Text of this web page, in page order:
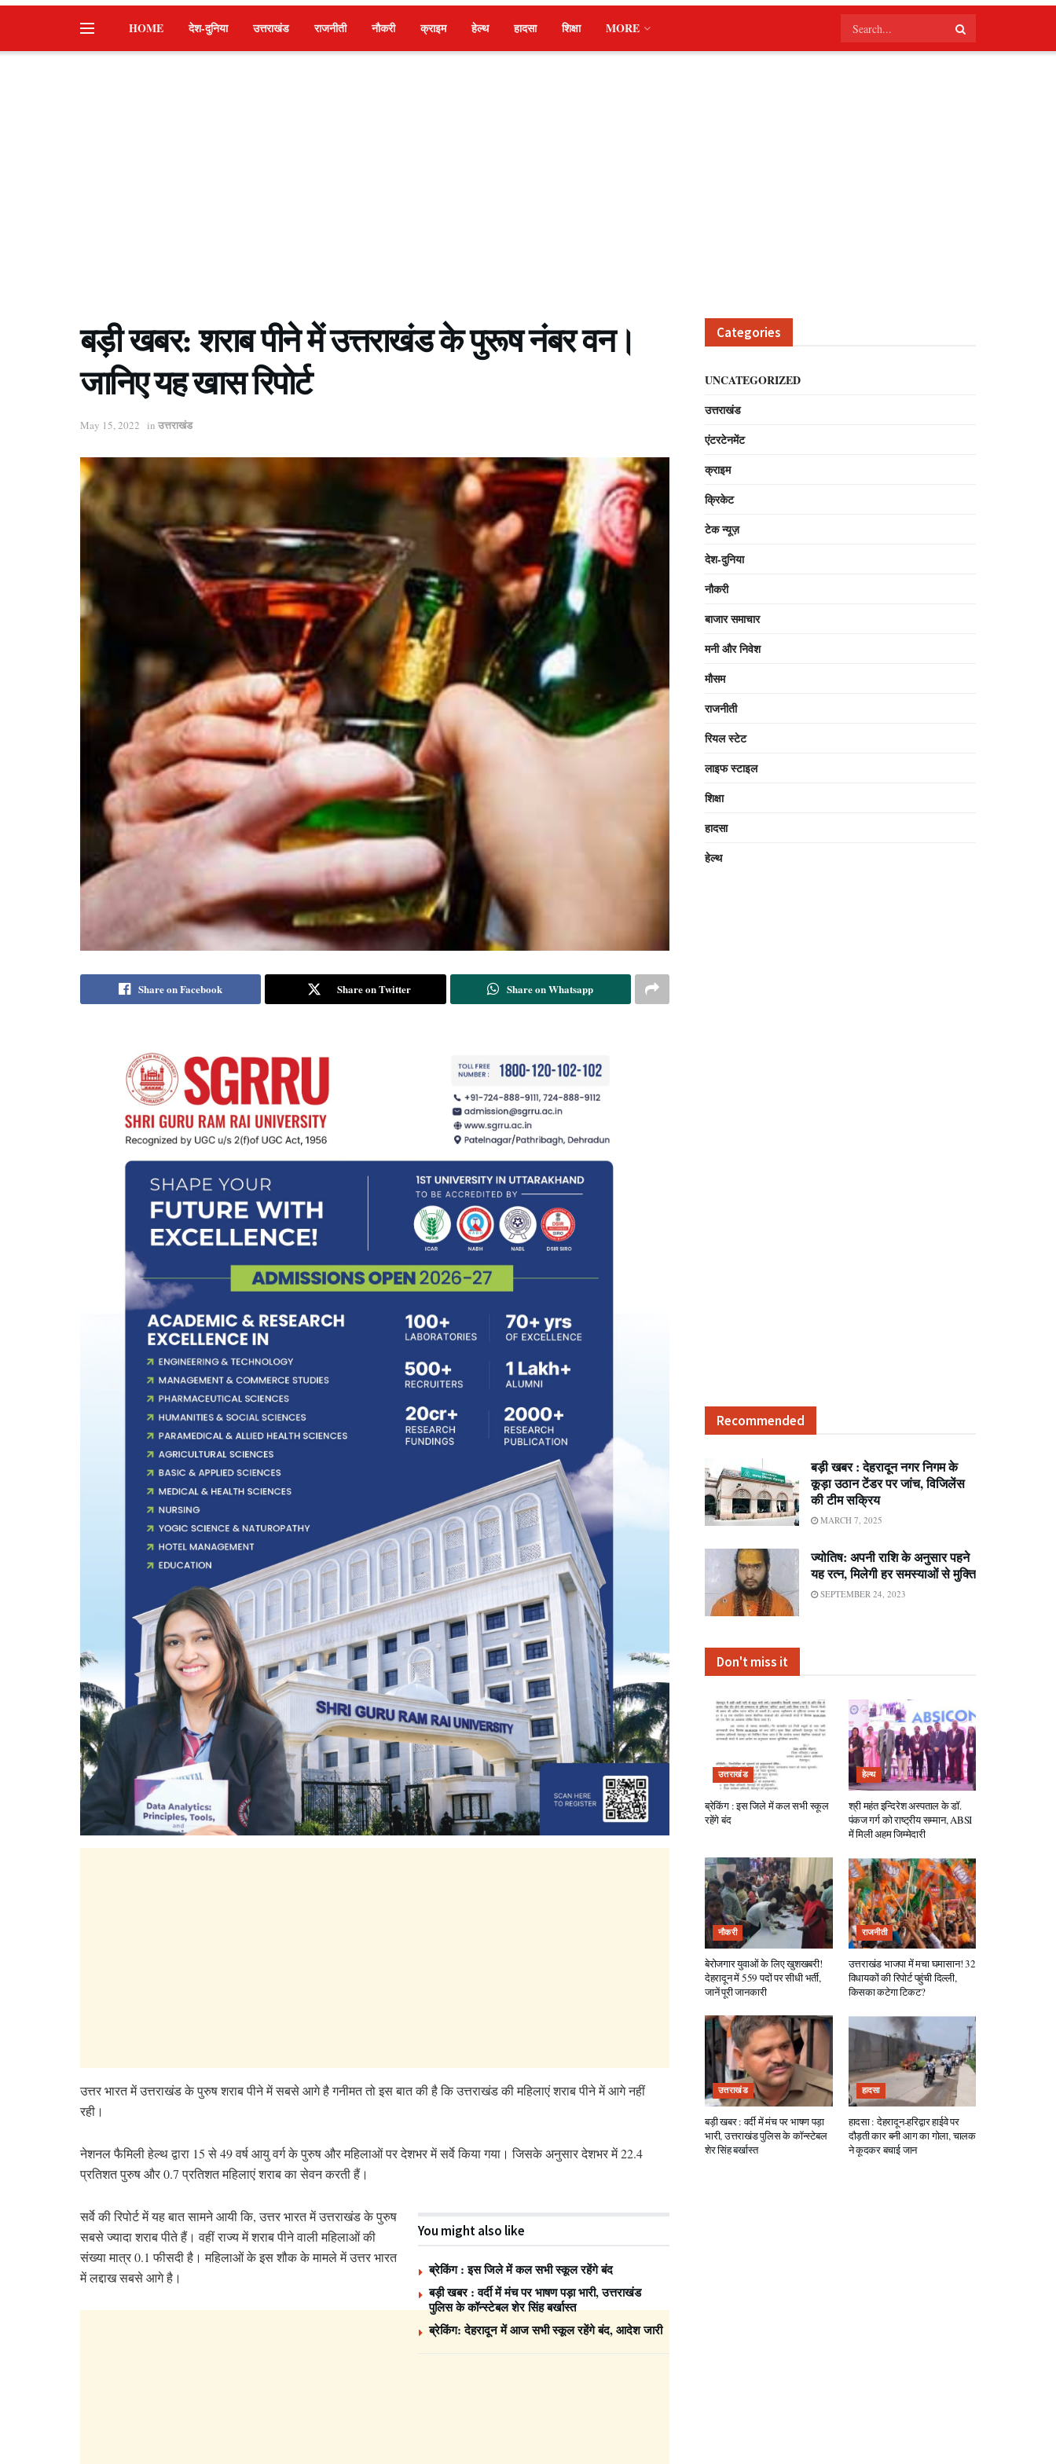
HOME देश-दुनिया उत्तराखंड राजनीती नौकरी क्राइम हेल्थ हादसा शिक्षा MORE
बड़ी खबर: शराब पीने में उत्तराखंड के पुरूष नंबर वन।
जानिए यह खास रिपोर्ट
May 15, 2022 in उत्तराखंड
Share on Facebook Share on Twitter Share on Whatsapp
उत्तर भारत में उत्तराखंड के पुरुष शराब पीने में सबसे आगे है गनीमत तो इस बात की है कि उत्तराखंड की महिलाएं शराब पीने में आगे नहीं
रही।
नेशनल फैमिली हेल्थ द्वारा 15 से 49 वर्ष आयु वर्ग के पुरुष और महिलाओं पर देशभर में सर्वे किया गया। जिसके अनुसार देशभर में 22.4
प्रतिशत पुरुष और 0.7 प्रतिशत महिलाएं शराब का सेवन करती हैं।
You might also like
ब्रेकिंग : इस जिले में कल सभी स्कूल रहेंगे बंद
बड़ी खबर : वर्दी में मंच पर भाषण पड़ा भारी, उत्तराखंड
पुलिस के कॉन्स्टेबल शेर सिंह बर्खास्त
ब्रेकिंग: देहरादून में आज सभी स्कूल रहेंगे बंद, आदेश जारी
सर्वे की रिपोर्ट में यह बात सामने आयी कि, उत्तर भारत में उत्तराखंड के पुरुष
सबसे ज्यादा शराब पीते हैं। वहीं राज्य में शराब पीने वाली महिलाओं की
संख्या मात्र 0.1 फीसदी है। महिलाओं के इस शौक के मामले में उत्तर भारत
में लद्दाख सबसे आगे है।
Categories
UNCATEGORIZED
उत्तराखंड
एंटरटेनमेंट
क्राइम
क्रिकेट
टेक न्यूज़
देश-दुनिया
नौकरी
बाजार समाचार
मनी और निवेश
मौसम
राजनीती
रियल स्टेट
लाइफ स्टाइल
शिक्षा
हादसा
हेल्थ
Recommended
बड़ी खबर : देहरादून नगर निगम के
कूड़ा उठान टेंडर पर जांच, विजिलेंस
की टीम सक्रिय
MARCH 7, 2025
ज्योतिष: अपनी राशि के अनुसार पहने
यह रत्न, मिलेगी हर समस्याओं से मुक्ति
SEPTEMBER 24, 2023
Don't miss it
उत्तराखंड
ब्रेकिंग : इस जिले में कल सभी स्कूल
रहेंगे बंद
हेल्थ
श्री महंत इन्दिरेश अस्पताल के डॉ.
पंकज गर्ग को राष्ट्रीय सम्मान, ABSI
में मिली अहम जिम्मेदारी
नौकरी
बेरोजगार युवाओं के लिए खुशखबरी!
देहरादून में 559 पदों पर सीधी भर्ती,
जानें पूरी जानकारी
राजनीती
उत्तराखंड भाजपा में मचा घमासान! 32
विधायकों की रिपोर्ट पहुंची दिल्ली,
किसका कटेगा टिकट?
उत्तराखंड
बड़ी खबर : वर्दी में मंच पर भाषण पड़ा
भारी, उत्तराखंड पुलिस के कॉन्स्टेबल
शेर सिंह बर्खास्त
हादसा
हादसा : देहरादून-हरिद्वार हाईवे पर
दौड़ती कार बनी आग का गोला, चालक
ने कूदकर बचाई जान